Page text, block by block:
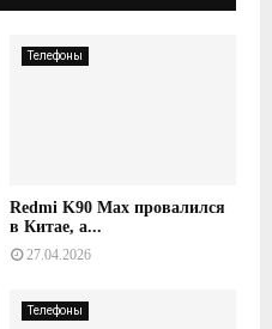
Телефоны
Redmi K90 Max провалился
в Китае, а...
27.04.2026
Телефоны